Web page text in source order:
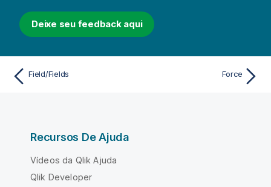
Deixe seu feedback aqui
Field/Fields Force
Recursos De Ajuda
Vídeos da Qlik Ajuda
Qlik Developer